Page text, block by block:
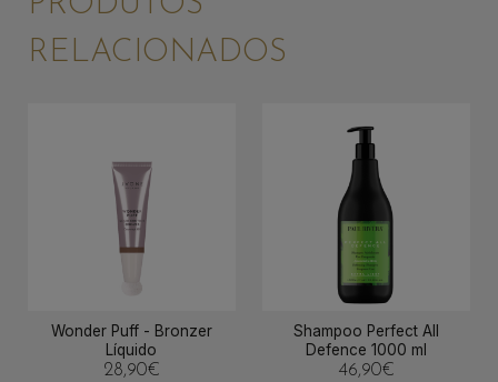
RELACIONADOS
Wonder Puff - Bronzer
Líquido
28,90€
Shampoo Perfect All
Defence 1000 ml
46,90€